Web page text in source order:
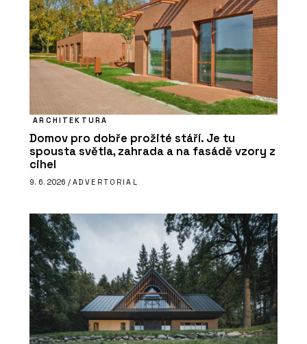
ARCHITEKTURA
Domov pro dobře prožité stáří. Je tu
spousta světla, zahrada a na fasádě vzory z
cihel
9. 6. 2026 / ADVERTORIAL